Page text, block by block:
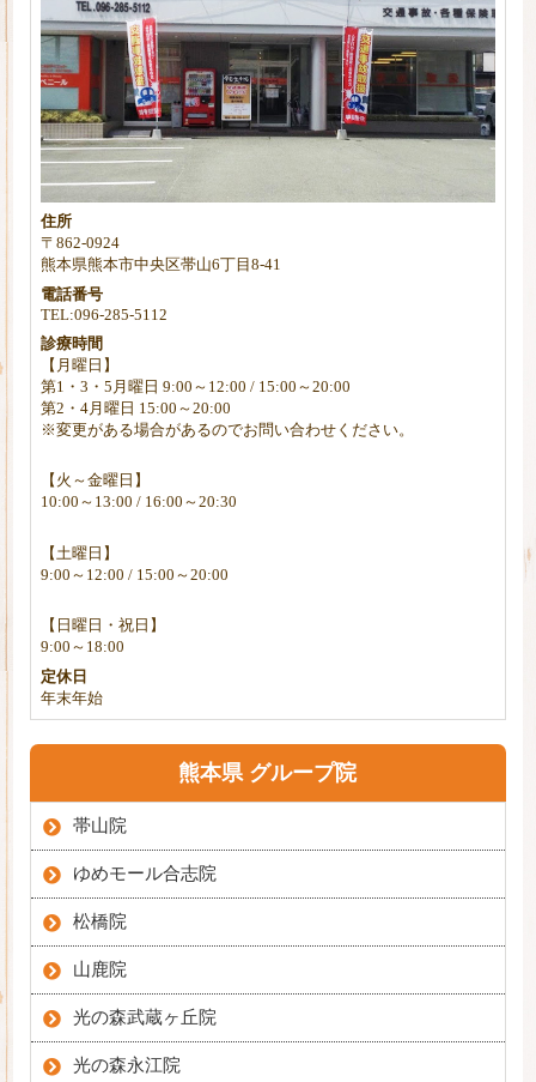
住所
〒862-0924
熊本県熊本市中央区帯山6丁目8-41
電話番号
TEL:096-285-5112
診療時間
【月曜日】
第1・3・5月曜日 9:00～12:00 / 15:00～20:00
第2・4月曜日 15:00～20:00
※変更がある場合があるのでお問い合わせください。
【火～金曜日】
10:00～13:00 / 16:00～20:30
【土曜日】
9:00～12:00 / 15:00～20:00
【日曜日・祝日】
9:00～18:00
定休日
年末年始
熊本県 グループ院
帯山院
ゆめモール合志院
松橋院
山鹿院
光の森武蔵ヶ丘院
光の森永江院